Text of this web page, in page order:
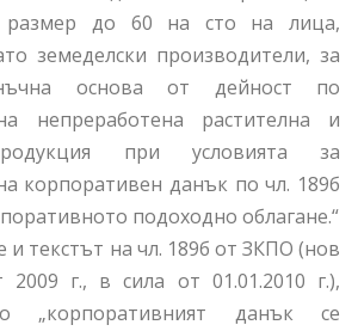
размер до 60 на сто на лица,
земеделски производители, за
основа от дейност по
непреработена растителна и
при условията за
корпоративен данък по чл. 189б
подоходно облагане.“
и текстът на чл. 189б от ЗКПО (нов
г., в сила от 01.01.2010 г.),
„корпоративният данък се